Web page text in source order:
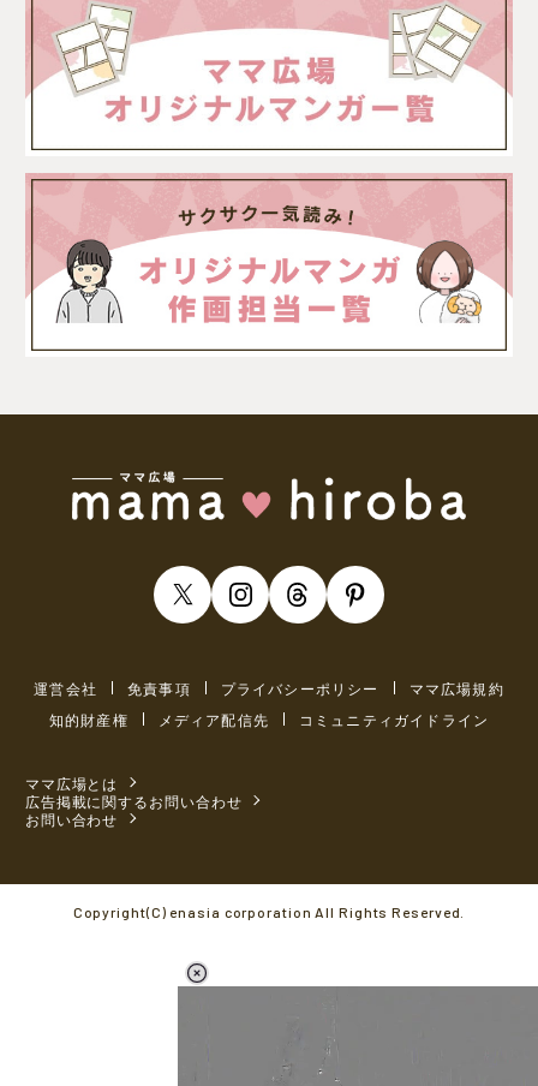
運営会社 免責事項 プライバシーポリシー
ママ広場規約
知的財産権
メディア配信先 コミュニティガイドライン
ママ広場とは
広告掲載に関するお問い合わせ
お問い合わせ
Copyright(C) enasia corporation All Rights Reserved.